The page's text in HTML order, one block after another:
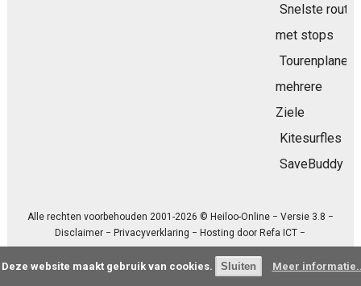
Snelste route
met stops
Tourenplaner
mehrere
Ziele
Kitesurfles
SaveBuddy
Alle rechten voorbehouden 2001-2026 © Heiloo-Online − Versie 3.8 −
Disclaimer −Privacyverklaring − Hosting doorRefa ICT −
Deze website maakt gebruik van cookies. Meer